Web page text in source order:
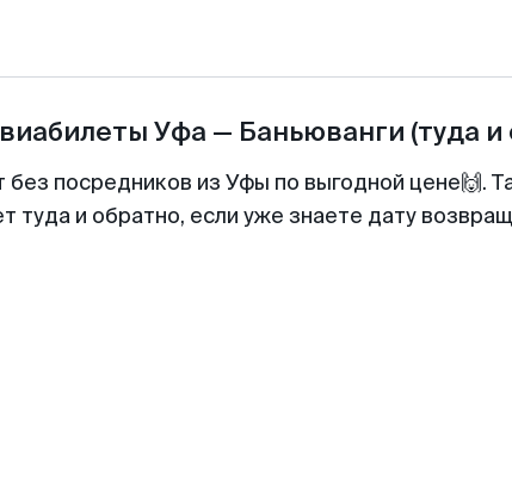
Уфа — Баньюванги (туда и
без посредников из Уфы по выгодной цене🙌.
туда и обратно, если уже знаете дату